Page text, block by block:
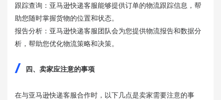
跟踪查询：亚马逊快递客服能够提供订单的物流跟踪信息，帮
助您随时掌握货物的位置和状态。
报告分析：亚马逊快递客服团队会为您提供物流报告和数据分
析，帮助您优化物流策略和决策。
四、卖家应注意的事项
在与亚马逊快递客服合作时，以下几点是卖家需要注意的事